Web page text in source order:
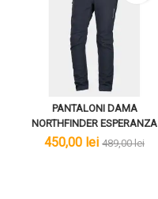
PANTALONI DAMA
NORTHFINDER ESPERANZA
lei
450,00 lei lei
489,00 lei